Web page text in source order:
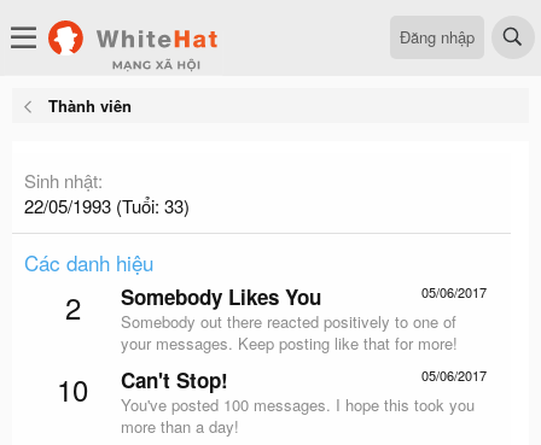
Đăng nhập
Thành viên
Sinh nhật
22/05/1993 (Tuổi: 33)
Các danh hiệu
2 05/06/2017
Somebody Likes You
Somebody out there reacted positively to one of
your messages. Keep posting like that for more!
10 05/06/2017
Can't Stop!
You've posted 100 messages. I hope this took you
more than a day!